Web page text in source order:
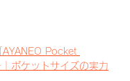
Pocket
ポケットサイズの実力